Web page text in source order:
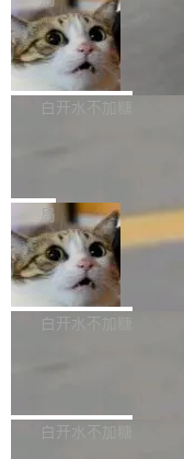
l 迁移或唤醒时，新宿
库继续执行。存储库是
te 17 Pro、OPPO K15
样的次旗舰。 Galaxy
Z Flip8三款折叠屏新机
部搭载骁龙8 Elite
本控制系统。目前处于
ltaDB 的核心思路直接
眼的位置：「Software
mits」——软件是在
是把这段空隙补上。 回
aDB 捕获 commit 之间
SpaceXAI 单季资本开
根据风险投资人Tomer
析）披露的最新分析与
微软同期总资本开支的
bet、微软以及 Meta 等
ceXAI的资金消耗速度尤
撑庞大支出的资金来源
貌。数据显示，微软和
白开水不加糖
一个在终端里运行的编
1.2，驱动这个 agent 的
你可以用 curl -fsSL
sh | bash 安装一个能在
代码、验证结果的 AI
个主 agent 循环，外加
局
美团开源
准 AI 能力认知
机器出题的前提，是让
构建流程可以分为四个
白开水不加糖
库，并将作为transport
白开水不加糖